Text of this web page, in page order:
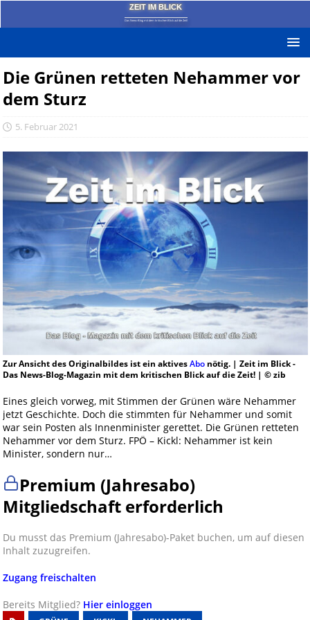
ZEIT IM BLICK
Das News-Blog mit dem kritischen Blick auf die Zeit!
Die Grünen retteten Nehammer vor
dem Sturz
5. Februar 2021
Zur Ansicht des Originalbildes ist ein aktivesAbonötig. | Zeit im Blick -
Das News-Blog-Magazin mit dem kritischen Blick auf die Zeit! | © zib
Eines gleich vorweg, mit Stimmen der Grünen wäre Nehammer
jetzt Geschichte. Doch die stimmten für Nehammer und somit
war sein Posten als Innenminister gerettet. Die Grünen retteten
Nehammer vor dem Sturz. FPÖ – Kickl: Nehammer ist kein
Minister, sondern nur…
Premium (Jahresabo)
Mitgliedschaft erforderlich
Du musst das Premium (Jahresabo)-Paket buchen, um auf diesen
Inhalt zuzugreifen.
Zugang freischalten
Bereits Mitglied? Hier einloggen